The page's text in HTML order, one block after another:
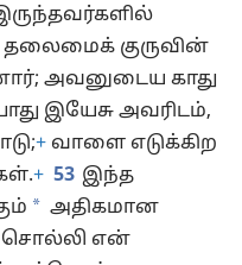
குருவின்
அவனுடைய காது
இயேசு அவரிடம்,
+ வாளை எடுக்கிற
+ 53 இந்த
* அதிகமான
சொல்லி என்